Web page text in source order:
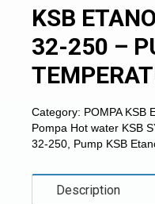
KSB
32-250 –
Category: POMPA KSB
Pompa Hot water KSB
32-250 Pump KSB
Description